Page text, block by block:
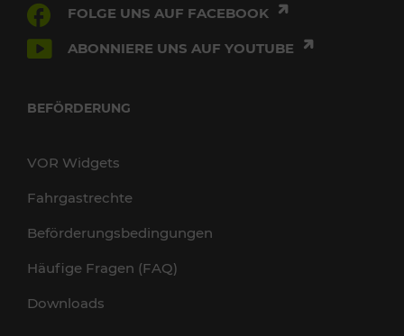
FOLGE UNS AUF FACEBOOK
ABONNIERE UNS AUF YOUTUBE
BEFÖRDERUNG
VOR Widgets
Fahrgastrechte
Beförderungsbedingungen
Häufige Fragen (FAQ)
Downloads